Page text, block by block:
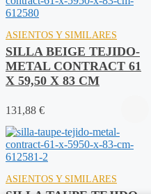
ASIENTOS Y SIMILARES
SILLA BEIGE TEJIDO-
METAL CONTRACT 61
X 59,50 X 83 CM
131,88 €
ASIENTOS Y SIMILARES